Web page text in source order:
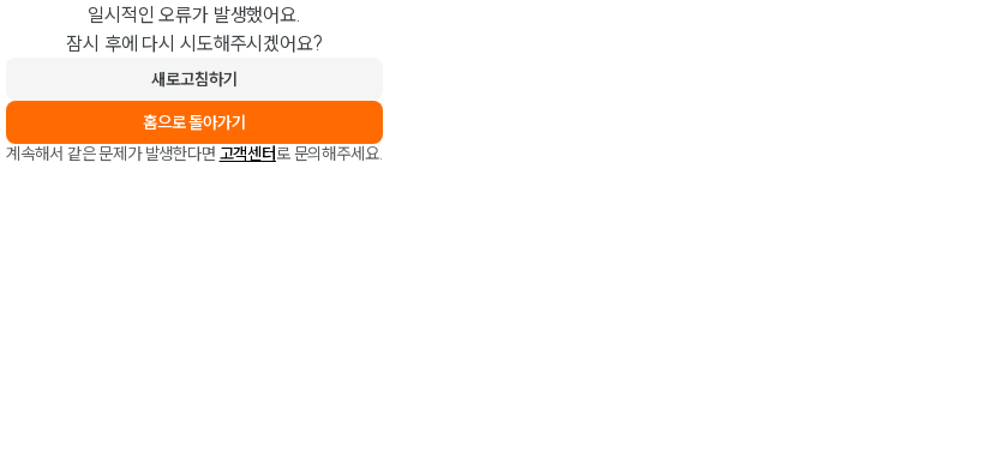
일시적인 오류가 발생했어요.
잠시 후에 다시 시도해주시겠어요?
새로고침하기
홈으로 돌아가기
계속해서 같은 문제가 발생한다면 고객센터로 문의해주세요.